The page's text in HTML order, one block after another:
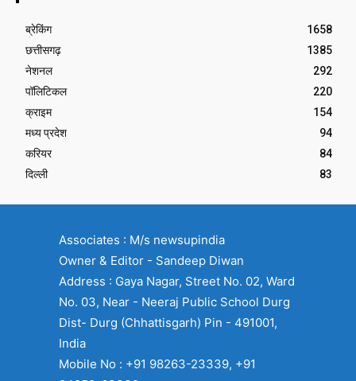
ब्रेकिंग
1658
छत्तीसगढ़
1385
नेशनल
292
पॉलिटिकल
220
क्राइम
154
मध्य प्रदेश
94
करियर
84
दिल्ली
83
Associates : M/s newsupindia
Owner & Editor - Sandeep Diwan
Address : Gaya Nagar, Street No. 02, Ward
No. 03, Near - Neeraj Public School Durg
Dist- Durg (Chhattisgarh) Pin - 491001,
India
Mobile No : +91 98263-23339, +91